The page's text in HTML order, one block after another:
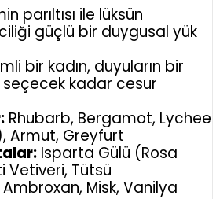
parıltısı ile lüksün
güçlü bir duygusal yük
bir kadın, duyuların bir
kadar cesur
Rhubarb, Bergamot, Lychee
Armut, Greyfurt
Isparta Gülü (Rosa
Vetiveri, Tütsü
Ambroxan, Misk, Vanilya